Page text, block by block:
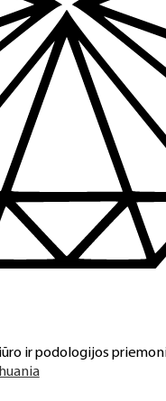
ir podologijos